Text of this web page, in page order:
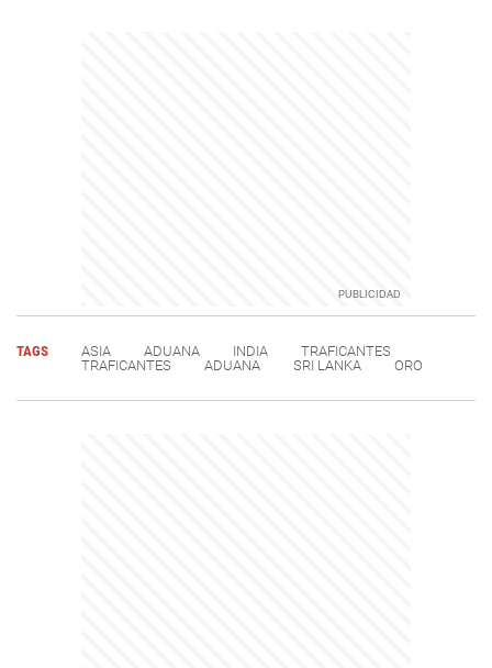
TAGS ASIA ADUANA INDIA
TRAFICANTES
TRAFICANTES
ADUANA SRI LANKA ORO